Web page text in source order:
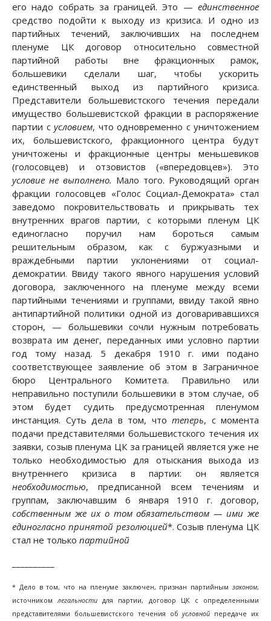
его надо собрать за границей. Это — единственное
средство подойти к выходу из кризиса. И одно из
партийных течений, заключивших на последнем
пленуме ЦК договор относительно совместной
партийной работы вне фракционных рамок,
большевики сделали шаг, чтобы ускорить
единственный выход из партийного кризиса.
Представители большевистского течения передали
имущество большевистской фракции в распоряжение
партии с условием, что одновременно с уничтожением
их, большевистского, фракционного центра будут
уничтожены и фракционные центры меньшевиков
(голосовцев) и отзовистов («впередовцев»). Это
условие не выполнено. Мало того. Руководящий орган
фракции голосовцев «Голос Социал-Демократа» стал
заведомо покровительствовать и прикрывать тех
внутренних врагов партии, с которыми пленум ЦК
единогласно поручил нам бороться самым
решительным образом, как с буржуазными и
враждебными партии уклонениями от социал-
демократии. Ввиду такого явного нарушения условий
договора, заключенного на пленуме между всеми
партийными течениями и группами, ввиду такой явно
антипартийной политики одной из договаривавшихся
сторон, — большевики сочли нужным потребовать
возврата им денег, переданных ими условно партии
год тому назад. 5 декабря 1910 г. ими подано
соответствующее заявление об этом в Заграничное
бюро Центрального Комитета. Правильно или
неправильно поступили большевики в этом случае, об
этом будет судить предусмотренная пленумом
инстанция. Суть дела в том, что теперь, с момента
подачи представителями большевистского течения их
заявки, созыв пленума ЦК за границей является уже не
только необходимостью для отыскания выхода из
внутреннего кризиса в партии: он является
необходимостью, предписанной всем течениям и
группам, заключавшим 6 января 1910 г. договор,
собственным же их о том обязательством — ими же
единогласно принятой резолюцией*. Созыв пленума ЦК
стал не только партийной
* Дело в том, что на пленуме заключен, признан партийным законом,
источникомлегальности для партии, договор ЦК с определенными
представителями большевистского течения обусловной передаче их